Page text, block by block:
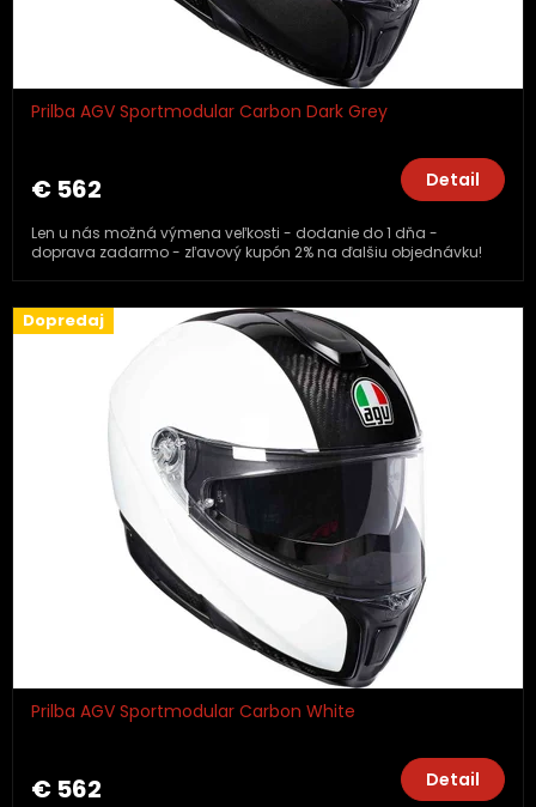
Prilba AGV Sportmodular Carbon Dark Grey
€ 562 Detail
Len u nás možná výmena veľkosti - dodanie do 1 dňa -
doprava zadarmo - zľavový kupón 2% na ďalšiu objednávku!
Dopredaj
Prilba AGV Sportmodular Carbon White
€ 562 Detail